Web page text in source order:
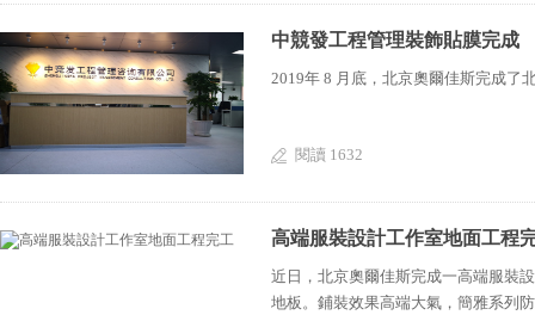
中競發工程管理裝飾貼膜完成
2019年 8 月底，北京奧爾佳斯完成了
閱讀 1632
高端服裝設計工作室地面工程
近日，北京奧爾佳斯完成一高端服裝
地板。鋪裝效果高端大氣，簡雅系列